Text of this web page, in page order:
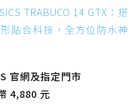
TRABUCO 14 GTX：搭
形貼合科技，全方位防水神
官網及指定門市
4,880 元